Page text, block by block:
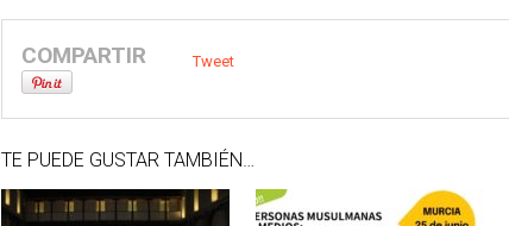
COMPARTIR Tweet
TE PUEDE GUSTAR TAMBIÉN…